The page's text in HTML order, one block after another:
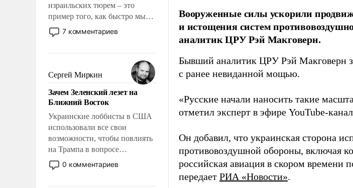
израильских тюрем – это
пример того, как быстро мы
двигаемся по пути
революционных изменений.
псевдонаучной фантастики,
стало всерьез обсуждаемой
идеей.
7 комментариев
Сергей Миркин
Зачем Зеленский лезет на
Ближний Восток
Украинские лоббисты в США
использовали все свои
возможности, чтобы повлиять
на Трампа в вопросе
предоставления вооружений
своим нанимателям. Вероятно,
0 комментариев
Вооруженные силы ускорили
и истощения систем
аналитик ЦРУ Рэй Макговерн.
Бывший аналитик ЦРУ Рэй Макговерн
с ранее невиданной мощью.
«Русские начали наносить такие
отметил эксперт в эфире YouTube-
Он добавил, что украинская сторона
противовоздушной обороны, включая
российская авиация в скором времени
передает РИА «Новости».